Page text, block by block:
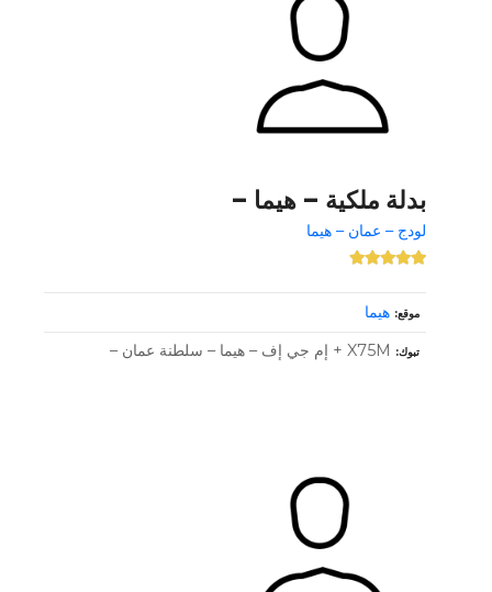
بدلة ملكية – هيما –
لودج – عمان – هيما
موقع هيما
تبوك X75M + إم جي إف – هيما – سلطنة عمان –